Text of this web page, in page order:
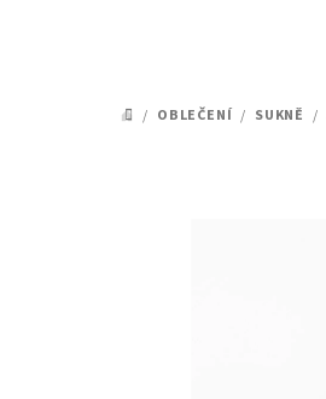
DOMŮ
/ OBLEČENÍ / SUKNĚ /